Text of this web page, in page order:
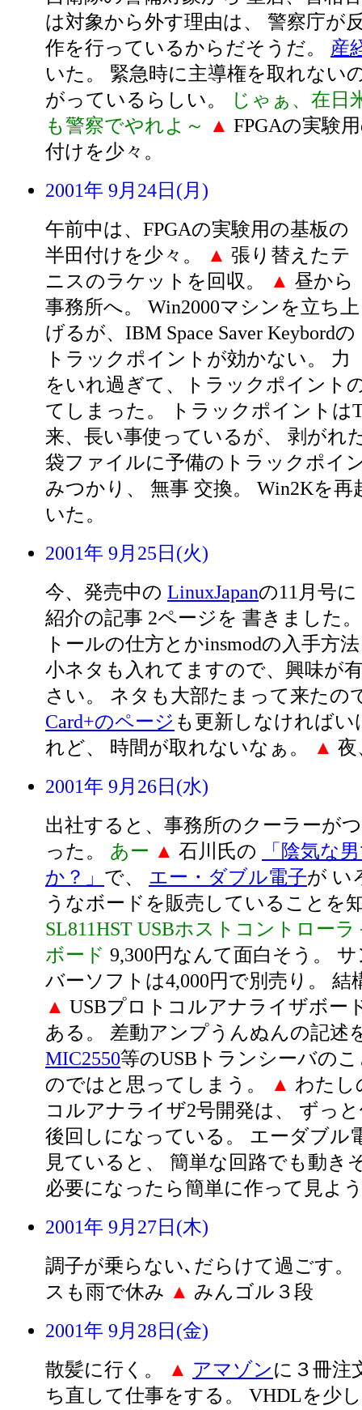
は対象から外す理由は、 警察庁が
作を行っているからだそうだ。 産
いた。 緊急時に主導権を取れない
がっているらしい。
じゃぁ、在日
も警察でやれよ～
▲ FPGAの実験
付けを少々。
2001年 9月24日(月)
午前中は、FPGAの実験用の基板の
半田付けを少々。
▲ 張り替えたテ
ニスのラケットを回収。
▲ 昼から
事務所へ。 Win2000マシンを立ち上
げるが、IBM Space Saver Keybordの
トラックポイントが効かない。 力
をいれ過ぎて、トラックポイント
てしまった。 トラックポイントは
来、長い事使っているが、 剥がれ
袋ファイルに予備のトラックポイ
みつかり、 無事 交換。 Win2Kを再
いた。
2001年 9月25日(火)
今、発売中の LinuxJapanの11月号
紹介の記事 2ページを 書きました
トールの仕方とかinsmodの入手方
小ネタも入れてますので、興味が
さい。 ネタも大部たまって来たの
Card+のページ も更新しなければ
れど、 時間が取れないなぁ。
▲ 夜
2001年 9月26日(水)
出社すると、事務所のクーラーが
った。 あー ▲ 石川氏の
「陰気な
か？」 で、 エー・ダブル電子が い
うなボードを販売していることを
SL811HST USBホストコントローラ
ボード 9,300円なんて面白そう。
バーソフトは4,000円で別売り。 結
▲ USBプロトコルアナライザボー
ある。 差動アンプうんぬんの記述
MIC2550等のUSBトランシーバの
のではと思ってしまう。
▲ わたし
コルアナライザ2号開発は、 ずっ
後回しになっている。 エーダブル
見ていると、 簡単な回路でも動き
必要になったら簡単に作って見よ
2001年 9月27日(木)
調子が乗らない､だらけて過ごす。
スも雨で休み ▲ みんゴル３段
2001年 9月28日(金)
散髪に行く。
▲ アマゾンに３冊注
ち直して仕事をする。 VHDLを少